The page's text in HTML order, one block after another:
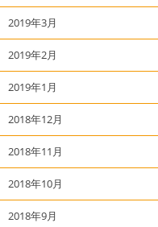
2019年3月
2019年2月
2019年1月
2018年12月
2018年11月
2018年10月
2018年9月